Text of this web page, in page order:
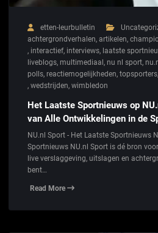
etten-leurbulletin
achtergrondverhalen, artikelen,
, interactief, interviews, laatste
liveblogs, multimediaal , nu nl sport,
polls, reactiemogelijkheden, topsporters,
, wedstrijden, wimbledon
Het Laatste Sportnieuws op
van Alle Ontwikkelingen in de
NU.nl Sport - Het Laatste Sportnieuws
Sportnieuws NU.nl Sport is dé bron
live verslaggeving, uitslagen en
bent…
Read More